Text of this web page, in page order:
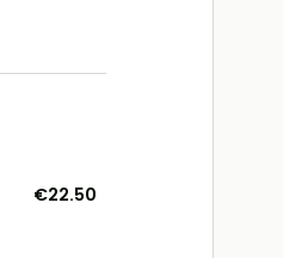
€22.50